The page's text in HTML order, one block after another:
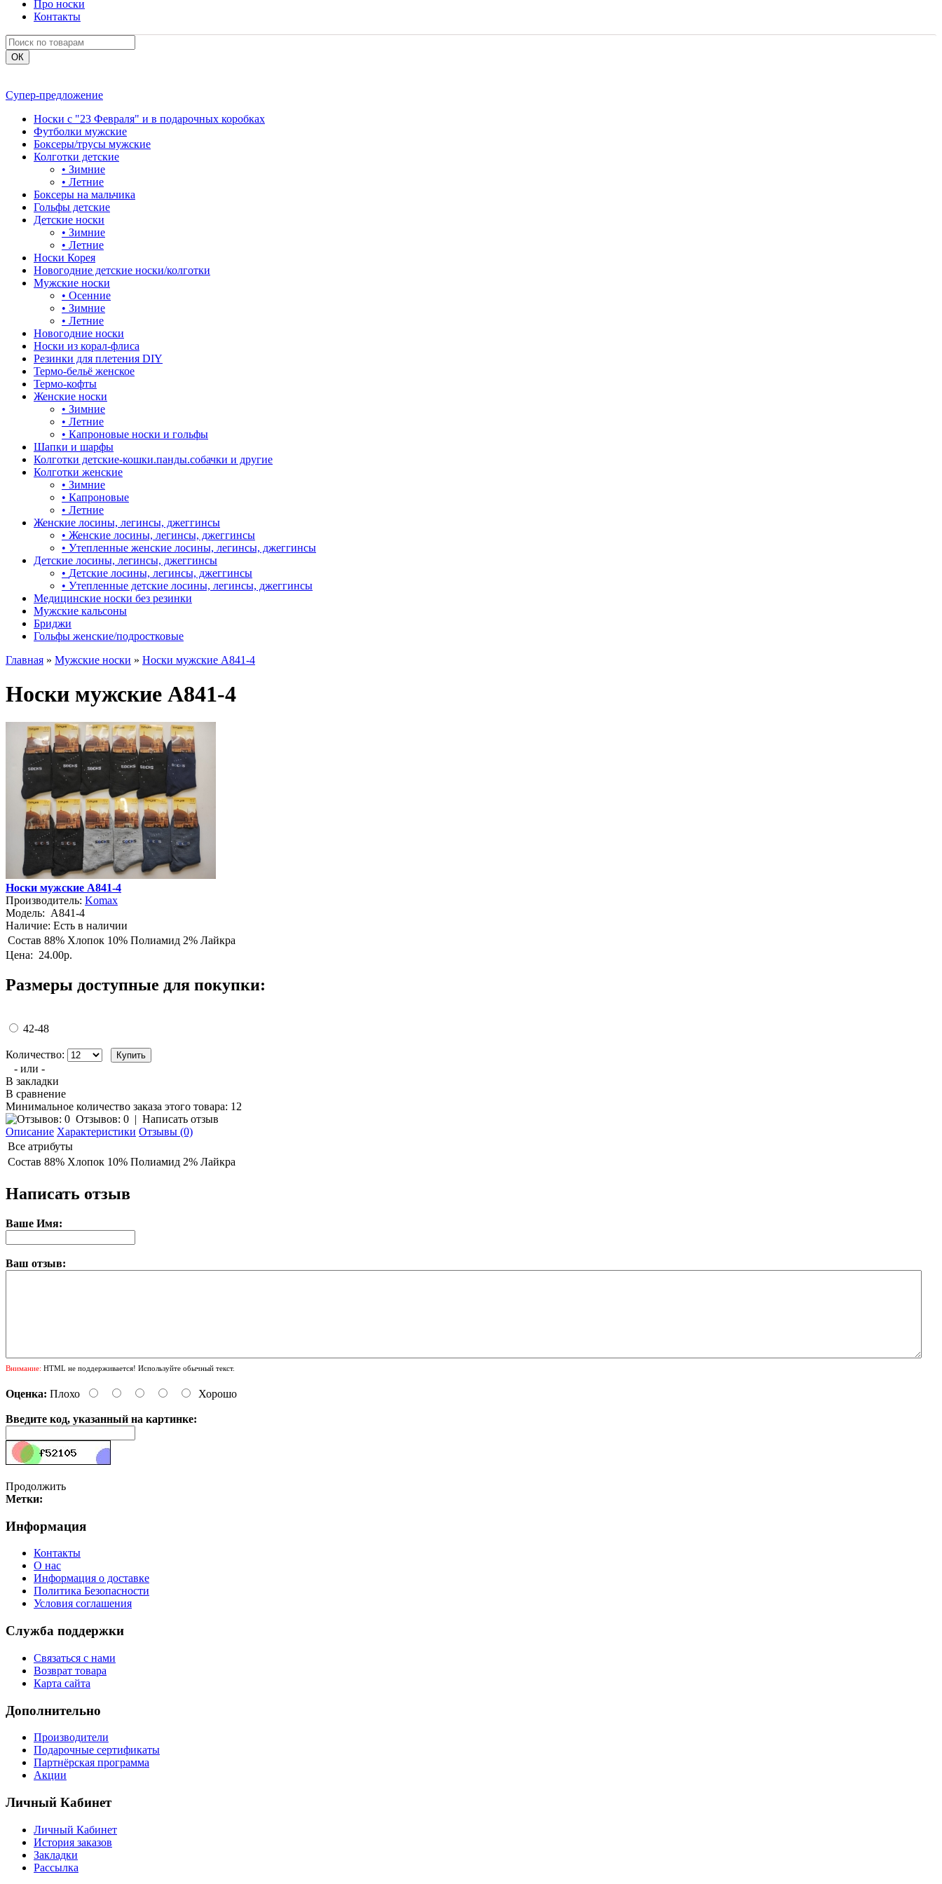
Про носки
Контакты
Супер-предложение
Носки с "23 Февраля" и в подарочных коробках
Футболки мужские
Боксеры/трусы мужские
Колготки детские
• Зимние
• Летние
Боксеры на мальчика
Гольфы детские
Детские носки
• Зимние
• Летние
Носки Корея
Новогодние детские носки/колготки
Мужские носки
• Осенние
• Зимние
• Летние
Новогодние носки
Носки из корал-флиса
Резинки для плетения DIY
Термо-бельё женское
Термо-кофты
Женские носки
• Зимние
• Летние
• Капроновые носки и гольфы
Шапки и шарфы
Колготки детские-кошки.панды.собачки и другие
Колготки женские
• Зимние
• Капроновые
• Летние
Женские лосины, легинсы, джеггинсы
• Женские лосины, легинсы, джеггинсы
• Утепленные женские лосины, легинсы, джеггинсы
Детские лосины, легинсы, джеггинсы
• Детские лосины, легинсы, джеггинсы
• Утепленные детские лосины, легинсы, джеггинсы
Медицинские носки без резинки
Мужские кальсоны
Бриджи
Гольфы женские/подростковые
Главная » Мужские носки » Носки мужские A841-4
Носки мужские A841-4
Носки мужские A841-4
Производитель: Komax
Модель: A841-4
Наличие: Есть в наличии
Состав 88% Хлопок 10% Полиамид 2% Лайкра
Цена: 24.00р.
Размеры доступные для покупки:
42-48
Количество:
- или -
В закладки
В сравнение
Минимальное количество заказа этого товара: 12
Отзывов: 0 | Написать отзыв
Описание Характеристики Отзывы (0)
Все атрибуты
Состав 88% Хлопок 10% Полиамид 2% Лайкра
Написать отзыв
Ваше Имя:
Ваш отзыв:
Внимание: HTML не поддерживается! Используйте обычный текст.
Оценка: Плохо Хорошо
Введите код, указанный на картинке:
Продолжить
Метки:
Информация
Контакты
О нас
Информация о доставке
Политика Безопасности
Условия соглашения
Служба поддержки
Связаться с нами
Возврат товара
Карта сайта
Дополнительно
Производители
Подарочные сертификаты
Партнёрская программа
Акции
Личный Кабинет
Личный Кабинет
История заказов
Закладки
Рассылка